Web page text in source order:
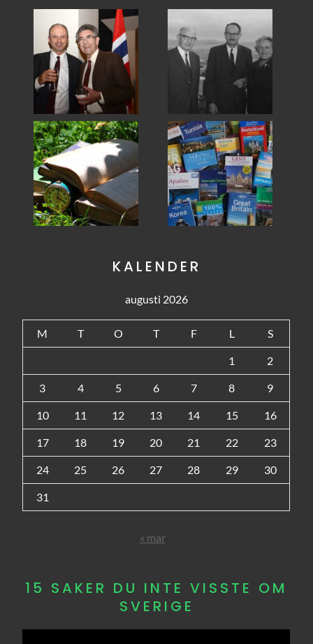
KALENDER
augusti 2026
M T O T F L S
1 2
3 4 5 6 7 8 9
10 11 12 13 14 15 16
17 18 19 20 21 22 23
24 25 26 27 28 29 30
31
« mar
15 SAKER DU INTE VISSTE OM
SVERIGE